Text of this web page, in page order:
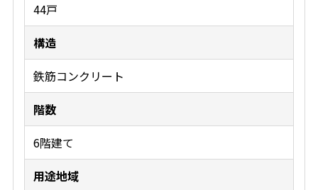
44戸
構造
鉄筋コンクリート
階数
6階建て
用途地域